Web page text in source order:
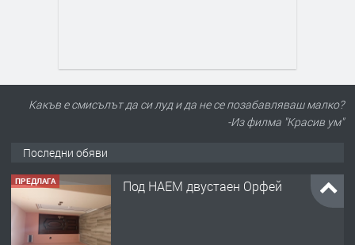
Какъв е смисълът да си луд и да не се позабавляваш малко?
-Из филма "Красив ум"
Последни обяви
ПРЕДЛАГА Под НАЕМ двустаен Орфей